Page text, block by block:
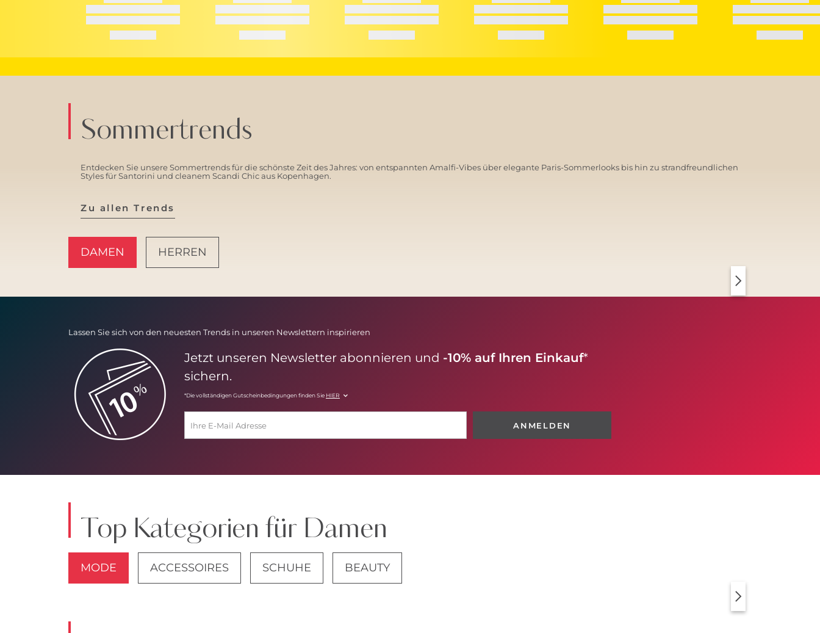
Sommertrends
Entdecken Sie unsere Sommertrends für die schönste Zeit des Jahres: von entspannten Amalfi-Vibes über elegante Paris-Sommerlooks bis hin zu strandfreundlichen
Styles für Santorini und cleanem Scandi Chic aus Kopenhagen.
Zu allen Trends
DAMEN HERREN
Lassen Sie sich von den neuesten Trends in unseren Newslettern inspirieren
Jetzt unseren Newsletter abonnieren und -10% auf Ihren Einkauf*
sichern.
*Die vollständigen Gutscheinbedingungen finden Sie HIER
ANMELDEN
Top Kategorien für Damen
MODE ACCESSOIRES SCHUHE BEAUTY